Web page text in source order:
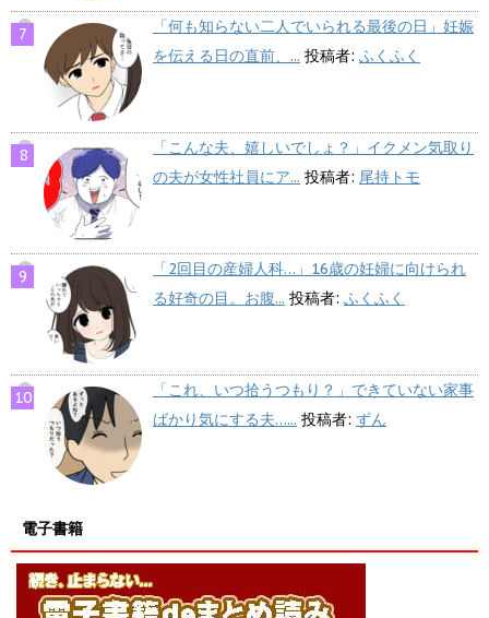
「何も知らない二人でいられる最後の日」妊娠
を伝える日の直前、... 投稿者: ふくふく
「こんな夫、嬉しいでしょ？」イクメン気取り
の夫が女性社員にア... 投稿者: 尾持トモ
「2回目の産婦人科…」16歳の妊婦に向けられ
る好奇の目。お腹... 投稿者: ふくふく
「これ、いつ拾うつもり？」できていない家事
ばかり気にする夫…... 投稿者: ずん
電子書籍